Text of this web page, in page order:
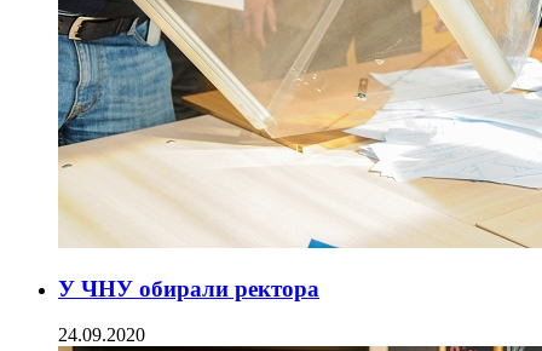
У ЧНУ обирали ректора
24.09.2020